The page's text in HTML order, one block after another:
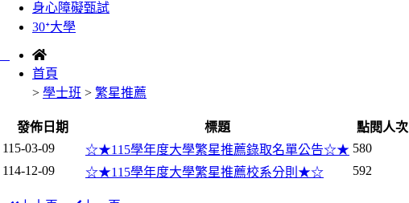
身心障礙甄試
30ᐩ大學
首頁
> 學士班 > 繁星推薦
發佈日期 標題
點閱人次
115-03-09
☆★115學年度大學繁星推薦錄取名單公告☆★ 580
114-12-09
☆★115學年度大學繁星推薦校系分則★☆ 592